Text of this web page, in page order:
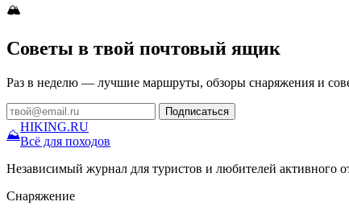
🏔
Советы в твой почтовый ящик
Раз в неделю — лучшие маршруты, обзоры снаряжения и
Подписаться
⛰
HIKING.RU
Всё для походов
Независимый журнал для туристов и любителей активного
Снаряжение